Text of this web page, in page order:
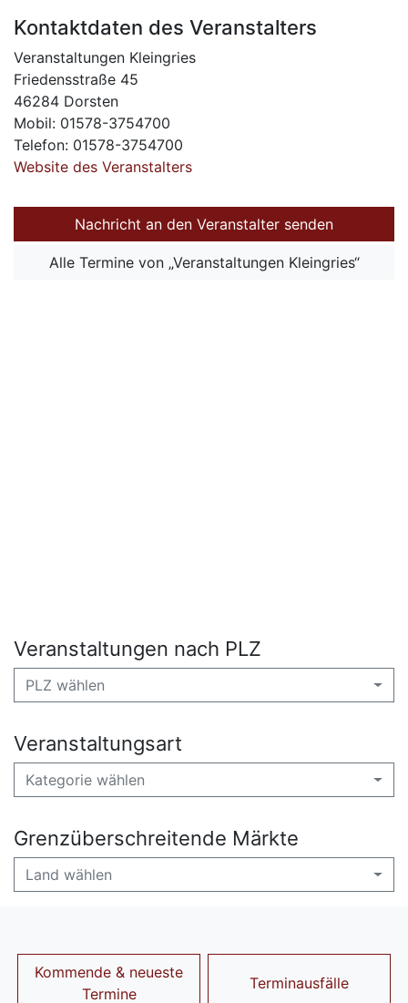
Kontaktdaten des Veranstalters
Veranstaltungen Kleingries
Friedensstraße 45
46284 Dorsten
Mobil: 01578-3754700
Telefon: 01578-3754700
Website des Veranstalters
Nachricht an den Veranstalter senden
Alle Termine von „Veranstaltungen Kleingries“
Veranstaltungen nach PLZ
PLZ wählen
Veranstaltungsart
Kategorie wählen
Grenzüberschreitende Märkte
Land wählen
Kommende & neueste
Termine
Terminausfälle